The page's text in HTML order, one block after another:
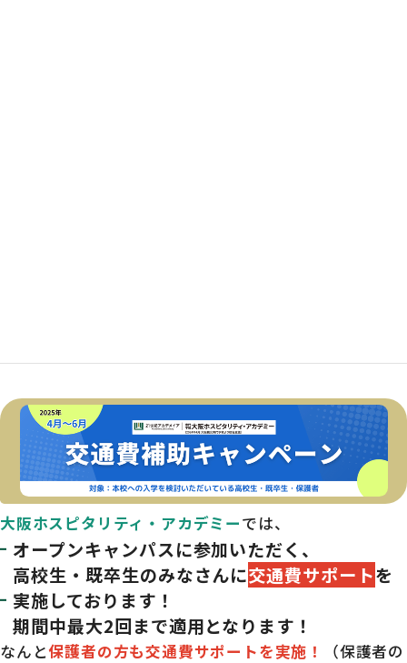
大阪ホスピタリティ・アカデミーでは、
オープンキャンパスに参加いただく、
高校生・既卒生のみなさんに交通費サポートを
実施しております！
期間中最大2回まで適用となります！
なんと保護者の方も交通費サポートを実施！
（保護者の